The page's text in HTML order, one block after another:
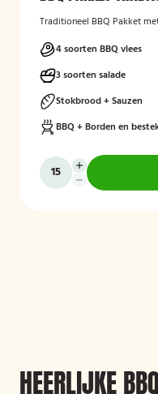
Traditioneel BBQ Pakket
4 soorten BBQ vlees
3 soorten salade
Stokbrood + Sauzen
BBQ + Borden en
HEERLIJKE